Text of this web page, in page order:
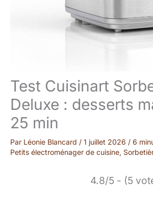
Test Cuisinart
Deluxe : desserts
25 min
Par Léonie Blancard / 1 juillet 2026 / 6
Petits électroménager de cuisine,
4.8/5 - (5